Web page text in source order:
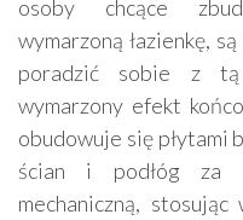
osoby chcące
wymarzoną łazienkę,
poradzić sobie z tą
wymarzony efekt
obudowuje się płytami
ścian i podłóg za
mechaniczną,